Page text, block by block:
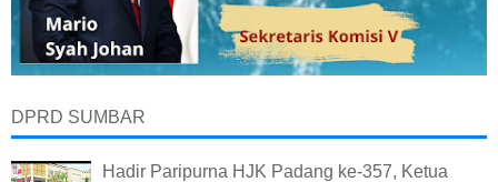
DPRD SUMBAR
Hadir Paripurna HJK Padang ke-357, Ketua